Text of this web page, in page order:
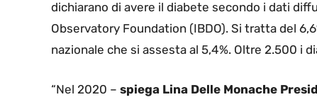
dichiarano di avere il diabete secondo i dati
Observatory Foundation (IBDO). Si tratta del
nazionale che si assesta al 5,4%. Oltre 2.500 i
“Nel 2020 – spiega Lina Delle Monache